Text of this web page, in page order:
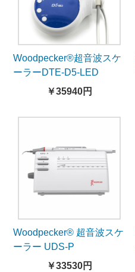
Woodpecker®超音波スケ
ーラーDTE-D5-LED
￥35940円
Woodpecker® 超音波スケ
ーラー UDS-P
￥33530円